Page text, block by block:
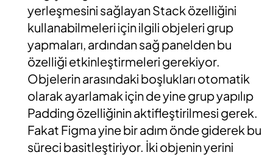
yerleşmesini sağlayan Stack özelliğini
kullanabilmeleri için ilgili objeleri grup
yapmaları, ardından sağ panelden bu
özelliği etkinleştirmeleri gerekiyor.
Objelerin arasındaki boşlukları otomatik
olarak ayarlamak için de yine grup yapılıp
Padding özelliğinin aktifleştirilmesi gerek.
Fakat Figma yine bir adım önde giderek bu
süreci basitleştiriyor. İki objenin yerini